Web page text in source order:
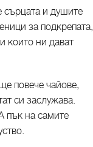
сърцата и душите
за подкрепата,
които ни дават
повече чайове,
си заслужава.
пък на самите